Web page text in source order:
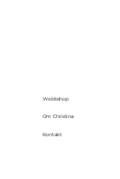
Webbshop
Om Christina
Kontakt